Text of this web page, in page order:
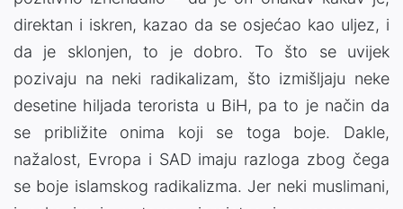
direktan i iskren, kazao da se osjećao kao uljez, i
da je sklonjen, to je dobro. To što se uvijek
pozivaju na neki radikalizam, što izmišljaju neke
desetine hiljada terorista u BiH, pa to je način da
se približite onima koji se toga boje. Dakle,
nažalost, Evropa i SAD imaju razloga zbog čega
se boje islamskog radikalizma. Jer neki muslimani,